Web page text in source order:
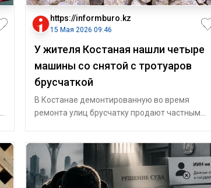
https://informburo.kz
15 Мая 2026 09:46
У жителя Костаная нашли четыре
машины со снятой с тротуаров
брусчаткой
В Костанае демонтированную во время
ремонта улиц брусчатку продают частным